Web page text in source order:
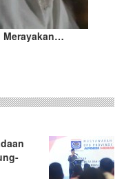
Merayakan…